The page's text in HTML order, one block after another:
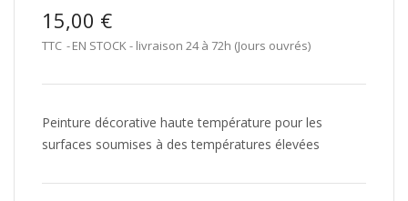
15,00 €
TTC EN STOCK - livraison 24 à 72h (Jours ouvrés)
Peinture décorative haute température pour les
surfaces soumises à des températures élevées